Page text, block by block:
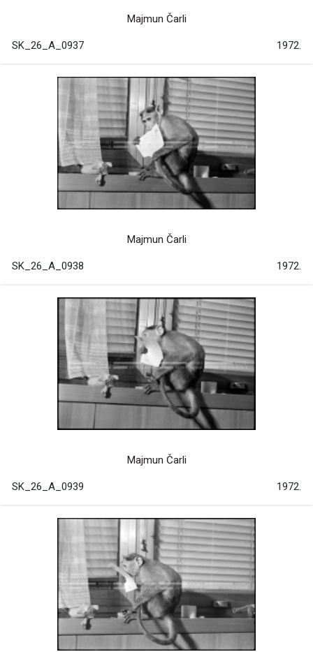
Majmun Čarli
SK_26_A_0937 1972.
Majmun Čarli
SK_26_A_0938 1972.
Majmun Čarli
SK_26_A_0939 1972.